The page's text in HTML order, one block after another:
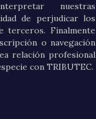
nuestras
de perjudicar los
terceros. Finalmente
o navegación
relación profesional
con TRIBUTEC.